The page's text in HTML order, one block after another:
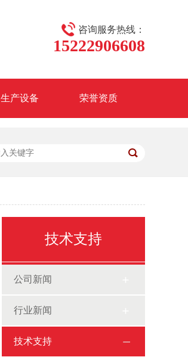
咨询服务热线：
15222906608
生产设备 荣誉资质
技术支持
公司新闻
行业新闻
技术支持